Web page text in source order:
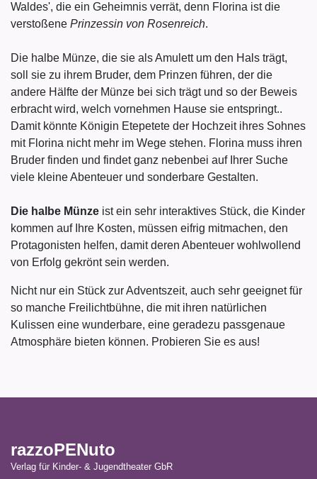
Waldes', die ein Geheimnis verrät, denn Florina ist die
verstoßene Prinzessin von Rosenreich.
Die halbe Münze, die sie als Amulett um den Hals trägt,
soll sie zu ihrem Bruder, dem Prinzen führen, der die
andere Hälfte der Münze bei sich trägt und so der Beweis
erbracht wird, welch vornehmen Hause sie entspringt..
Damit könnte Königin Etepetete der Hochzeit ihres Sohnes
mit Florina nicht mehr im Wege stehen. Florina muss ihren
Bruder finden und findet ganz nebenbei auf Ihrer Suche
viele kleine Abenteuer und sonderbare Gestalten.
Die halbe Münze ist ein sehr interaktives Stück, die Kinder
kommen auf Ihre Kosten, müssen eifrig mitmachen, den
Protagonisten helfen, damit deren Abenteuer wohlwollend
von Erfolg gekrönt sein werden.
Nicht nur ein Stück zur Adventszeit, auch sehr geeignet für
so manche Freilichtbühne, die mit ihren natürlichen
Kulissen eine wunderbare, eine geradezu passgenaue
Atmosphäre bieten können. Probieren Sie es aus!
razzoPENuto
Verlag für Kinder- & Jugendtheater GbR